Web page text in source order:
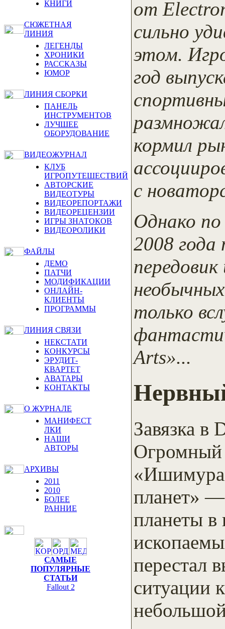
КНИГИ
СЮЖЕТНАЯ
ЛИНИЯ
ЛЕГЕНДЫ
ХРОНИКИ
РАССКАЗЫ
ЮМОР
ЛИНИЯ СБОРКИ
ПАНЕЛЬ
ИНСТРУМЕНТОВ
ЛУЧШЕЕ
ОБОРУДОВАНИЕ
ВИДЕОЖУРНАЛ
КЛУБ
ИГРОПУТЕШЕСТВИЙ
АВТОРСКИЕ
ВИДЕОТУРЫ
ВИДЕОРЕПОРТАЖИ
ВИДЕОРЕЦЕНЗИИ
ИГРЫ ЗНАТОКОВ
ВИДЕОРОЛИКИ
ФАЙЛЫ
ДЕМО
ПАТЧИ
МОДИФИКАЦИИ
ОНЛАЙН-
КЛИЕНТЫ
ПРОГРАММЫ
ЛИНИЯ СВЯЗИ
НЕКСТАТИ
КОНКУРСЫ
ЭРУДИТ-
КВАРТЕТ
АВАТАРЫ
КОНТАКТЫ
О ЖУРНАЛЕ
МАНИФЕСТ
ЛКИ
НАШИ
АВТОРЫ
АРХИВЫ
2011
2010
БОЛЕЕ
РАННИЕ
САМЫЕ
ПОПУЛЯРНЫЕ
СТАТЬИ
Fallout 2
от
сильно
этом.
год
кормил
с
Однако по
2008
только
Arts»...
Завязка в
Огромный
планет»
планеты в
перестал
ситуации